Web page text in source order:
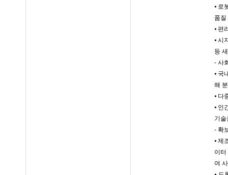
⦁ 로
품
⦁ 편
⦁ 시
등
- 사
⦁ 국
해
⦁ 다
⦁ 인
기
- 확
⦁ 제
이
여